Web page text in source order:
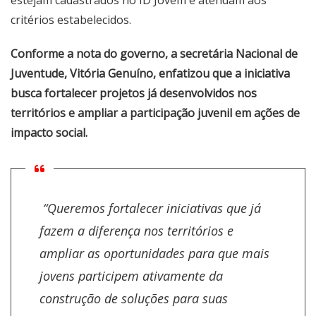
critérios estabelecidos.
Conforme a nota do governo, a secretária Nacional de
Juventude, Vitória Genuíno, enfatizou que a iniciativa
busca fortalecer projetos já desenvolvidos nos
territórios e ampliar a participação juvenil em ações de
impacto social.
“Queremos fortalecer iniciativas que já
fazem a diferença nos territórios e
ampliar as oportunidades para que mais
jovens participem ativamente da
construção de soluções para suas